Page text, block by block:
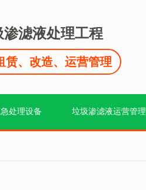
滤液处理工程
赁、改造、运营管理
处理设备 垃圾渗滤液运营管理